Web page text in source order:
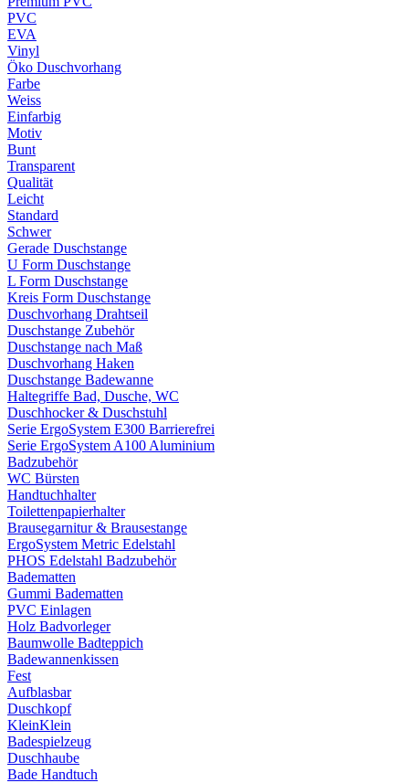
PVC
EVA
Vinyl
Öko Duschvorhang
Farbe
Weiss
Einfarbig
Motiv
Bunt
Transparent
Qualität
Leicht
Standard
Schwer
Gerade Duschstange
U Form Duschstange
L Form Duschstange
Kreis Form Duschstange
Duschvorhang Drahtseil
Duschstange Zubehör
Duschstange nach Maß
Duschvorhang Haken
Duschstange Badewanne
Haltegriffe Bad, Dusche, WC
Duschhocker & Duschstuhl
Serie ErgoSystem E300 Barrierefrei
Serie ErgoSystem A100 Aluminium
Badzubehör
WC Bürsten
Handtuchhalter
Toilettenpapierhalter
Brausegarnitur & Brausestange
ErgoSystem Metric Edelstahl
PHOS Edelstahl Badzubehör
Badematten
Gummi Badematten
PVC Einlagen
Holz Badvorleger
Baumwolle Badteppich
Badewannenkissen
Fest
Aufblasbar
Duschkopf
KleinKlein
Badespielzeug
Duschhaube
Bade Handtuch